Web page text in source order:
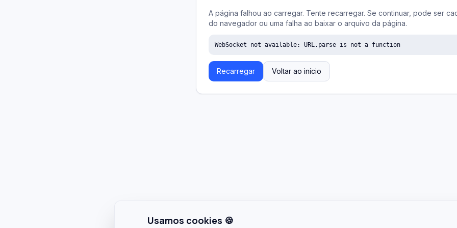
A página falhou ao carregar. Tente recarregar. Se continuar, pode ser
do navegador ou uma falha ao baixar o arquivo da página.
WebSocket not available: URL.parse is not a function
Recarregar Voltar ao início
Usamos cookies 🍪